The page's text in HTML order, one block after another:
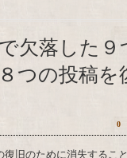
欠落した
つの投稿を
0